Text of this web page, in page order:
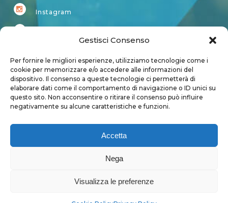
Gestisci Consenso
Per fornire le migliori esperienze, utilizziamo tecnologie come i
cookie per memorizzare e/o accedere alle informazioni del
dispositivo. Il consenso a queste tecnologie ci permetterà di
elaborare dati come il comportamento di navigazione o ID unici su
questo sito. Non acconsentire o ritirare il consenso può influire
negativamente su alcune caratteristiche e funzioni.
Accetta
Nega
Visualizza le preferenze
Instagram
Account
Login